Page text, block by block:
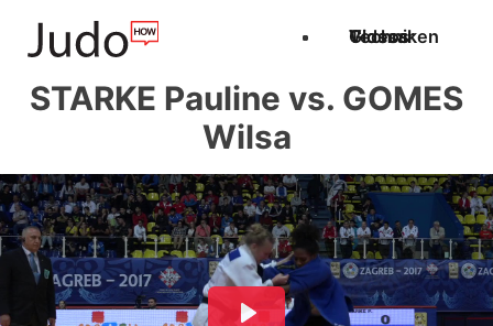
Techniken
Videos
Glossar
STARKE Pauline vs. GOMES
Wilsa